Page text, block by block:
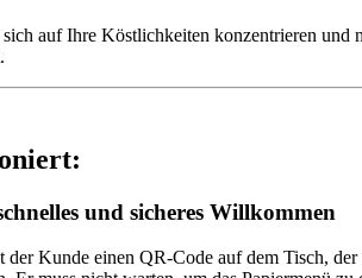
sich auf Ihre Köstlichkeiten konzentrieren
und sicheres Willkommen
Kunde einen QR-Code auf dem Tisch,